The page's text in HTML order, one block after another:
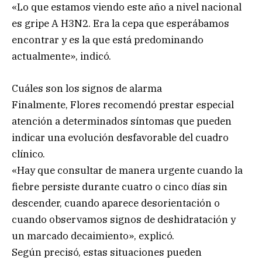
«Lo que estamos viendo este año a nivel nacional
es gripe A H3N2. Era la cepa que esperábamos
encontrar y es la que está predominando
actualmente», indicó.
Cuáles son los signos de alarma
Finalmente, Flores recomendó prestar especial
atención a determinados síntomas que pueden
indicar una evolución desfavorable del cuadro
clínico.
«Hay que consultar de manera urgente cuando la
fiebre persiste durante cuatro o cinco días sin
descender, cuando aparece desorientación o
cuando observamos signos de deshidratación y
un marcado decaimiento», explicó.
Según precisó, estas situaciones pueden